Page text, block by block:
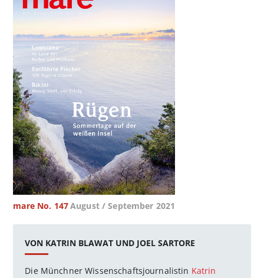
mare No. 147August / September 2021
VON KATRIN BLAWAT UND JOEL SARTORE
Die Münchner Wissenschaftsjournalistin Katrin